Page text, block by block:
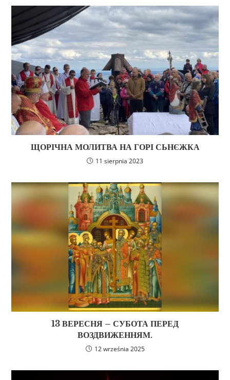
ЩОРІЧНА МОЛИТВА НА ГОРІ СЬНЄЖКА
11 sierpnia 2023
13 ВЕРЕСНЯ – СУБОТА ПЕРЕД
ВОЗДВИЖЕННЯМ.
12 września 2025